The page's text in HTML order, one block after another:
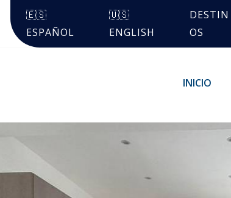
🇪🇸
ESPAÑOL
🇺🇸
ENGLISH
DESTIN
OS
INICIO